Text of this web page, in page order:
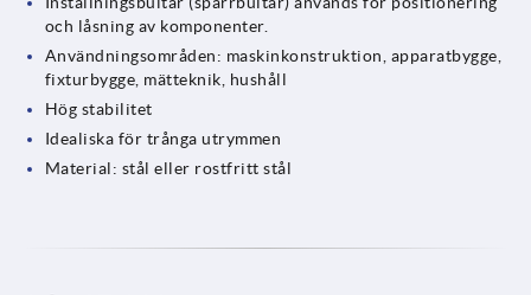
och låsning av komponenter.
Användningsområden: maskinkonstruktion, apparatbygge,
fixturbygge, mätteknik, hushåll
Hög stabilitet
Idealiska för trånga utrymmen
Material: stål eller rostfritt stål